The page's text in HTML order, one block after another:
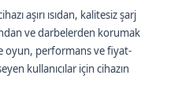
aşırı ısıdan, kalitesiz şarj
ve darbelerden korumak
oyun, performans ve fiyat-
kullanıcılar için cihazın